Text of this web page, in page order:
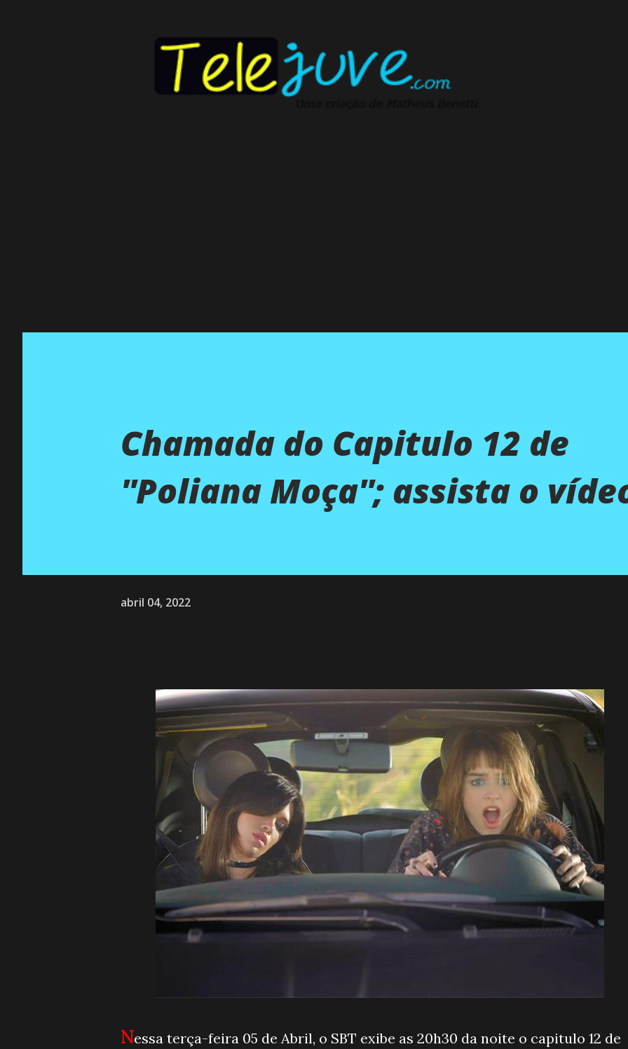
Chamada do Capitulo 12 de
''Poliana Moça''; assista o
abril 04, 2022
Nessa terça-feira 05 de Abril, o SBT exibe as 20h30 da noite o capitulo 12 de